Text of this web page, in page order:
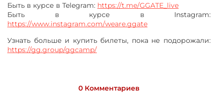
Быть в курсе в Telegram: https://t.me/GGATE_live
Быть в курсе в Instagram:
https://www.instagram.com/weare.ggate
Узнать больше и купить билеты, пока не подорожали:
https://gg.group/ggcamp/
0 Комментариев